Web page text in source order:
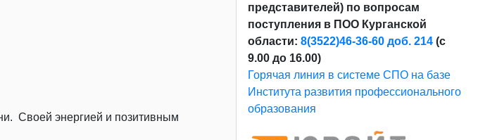
Своей энергией и позитивным
представителей) по вопросам
поступления в ПОО Курганской
области: 8(3522)46-36-60 доб. 214(с
9.00 до 16.00)
Горячая линия в системе СПО на базе
Института развития профессионального
образования